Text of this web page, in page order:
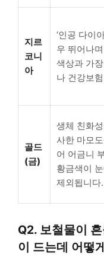
지르
코니
아
‘인공 다이
우 뛰어나
색상과 가
나 건강보
골드
(금)
생체 친화
사한 마모
어 어금니
황금색이
제외됩니다.
Q2. 보철물이
이 드는데 어떻